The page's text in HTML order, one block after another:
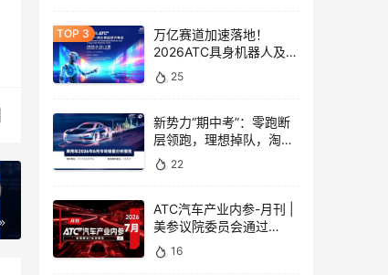
道！
万亿赛道加速落地！
2026ATC具身机器人及一
体化模组技术峰会 解锁机
器人量产最后一公里
25
新势力“期中考”：零跑断
层领跑，理想掉队，淘汰
赛全面开启
22
ATC汽车产业内参-月刊 |
美参议院委员会通过
《2026年联网汽车安全法
案》，电动汽车两项安全
16